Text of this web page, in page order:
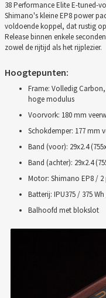
38 Performance Elite E-tuned-
Shimano's kleine EP8 power
voldoende koppel, dat rustig
Release binnen enkele
zowel de rijtijd als het rijplezier.
Hoogtepunten:
Frame: Volledig
hoge modulus
Voorvork: 180 mm
Schokdemper: 177 mm
Band (voor): 29x2.4
Band (achter): 29x2.4
Motor: Shimano EP8 /
Batterij: IPU375 / 375
Balhoofd met blokslot